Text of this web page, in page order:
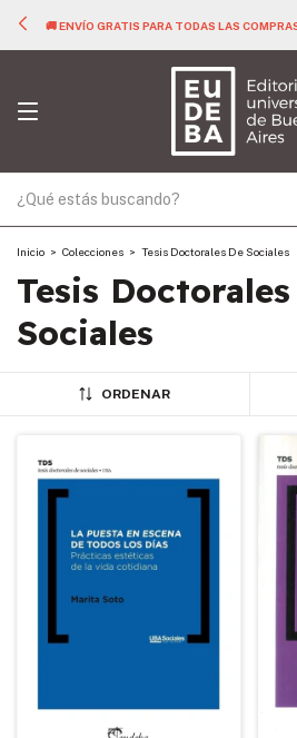
🚚 ENVÍO GRATIS PARA TODAS LAS
Inicio > Colecciones > Tesis Doctorales De Sociales
Tesis
Sociales
ORDENAR